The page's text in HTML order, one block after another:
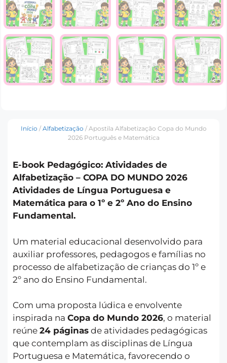
Início / Alfabetização / Apostila Alfabetização Copa do Mundo
2026 Português e Matemática
E-book Pedagógico: Atividades de
Alfabetização – COPA DO MUNDO 2026
Atividades de Língua Portuguesa e
Matemática para o 1º e 2º Ano do Ensino
Fundamental.
Um material educacional desenvolvido para
auxiliar professores, pedagogos e famílias no
processo de alfabetização de crianças do 1º e
2º ano do Ensino Fundamental.
Com uma proposta lúdica e envolvente
inspirada na Copa do Mundo 2026, o material
reúne 24 páginas de atividades pedagógicas
que contemplam as disciplinas de Língua
Portuguesa e Matemática, favorecendo o